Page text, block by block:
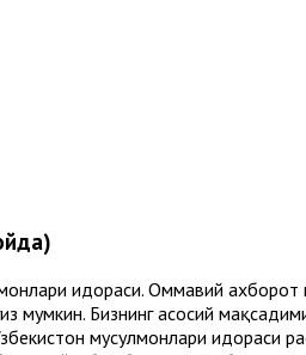
идораси. Оммавий ахборот
мумкин. Бизнинг асосий
мусулмонлари идораси